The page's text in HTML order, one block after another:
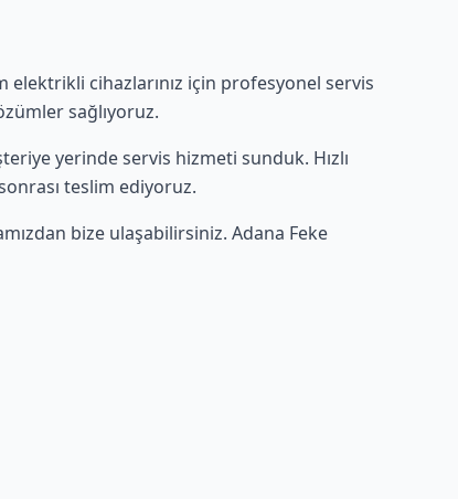
elektrikli cihazlarınız için profesyonel servis
sağlıyoruz.
yerinde servis hizmeti sunduk. Hızlı
teslim ediyoruz.
bize ulaşabilirsiniz. Adana Feke